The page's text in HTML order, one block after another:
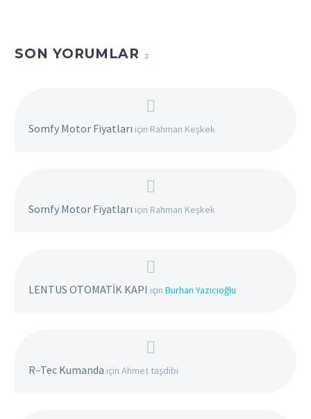
SON YORUMLAR
Somfy Motor Fiyatları için Rahman Keşkek
Somfy Motor Fiyatları için Rahman Keşkek
LENTUS OTOMATİK KAPI için Burhan Yazıcıoğlu
R–Tec Kumanda için Ahmet taşdibi